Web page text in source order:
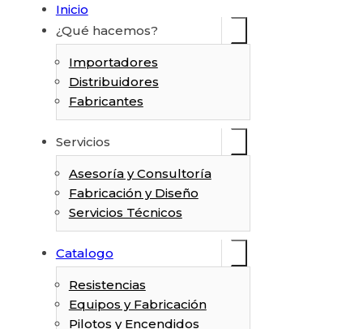
Inicio
¿Qué hacemos?
Importadores
Distribuidores
Fabricantes
Servicios
Asesoría y Consultoría
Fabricación y Diseño
Servicios Técnicos
Catalogo
Resistencias
Equipos y Fabricación
Pilotos y Encendidos